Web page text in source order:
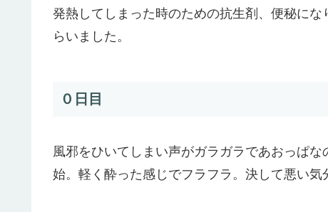
発熱してしまった時のための抗生剤、便秘に
らいました。
０日目
風邪をひいてしまい声がガラガラであおっぱ
始。軽く酔った感じでフラフラ。決して悪い気